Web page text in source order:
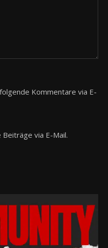
Kommentare via E-
via E-Mail.